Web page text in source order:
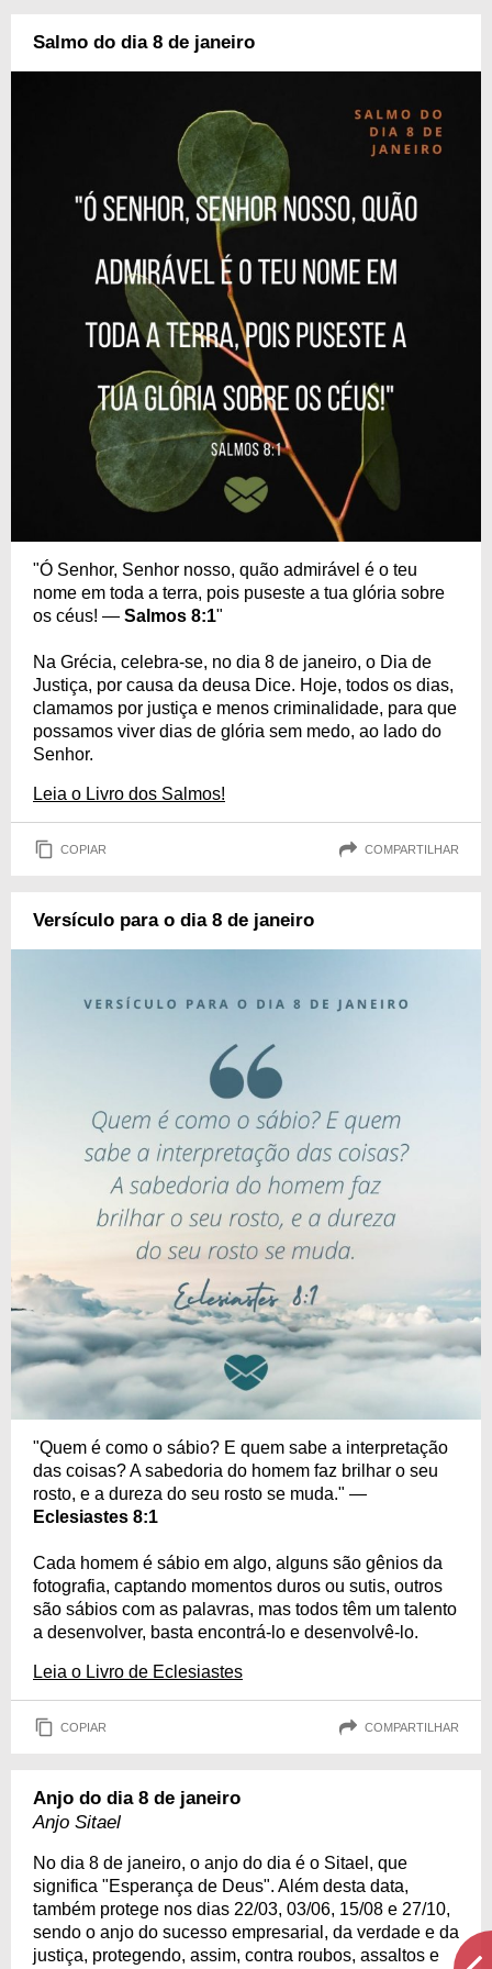
Salmo do dia 8 de janeiro
"Ó Senhor, Senhor nosso, quão admirável é o teu
nome em toda a terra, pois puseste a tua glória sobre
os céus! — Salmos 8:1"
Na Grécia, celebra-se, no dia 8 de janeiro, o Dia de
Justiça, por causa da deusa Dice. Hoje, todos os dias,
clamamos por justiça e menos criminalidade, para que
possamos viver dias de glória sem medo, ao lado do
Senhor.
Leia o Livro dos Salmos!
COPIAR COMPARTILHAR
Versículo para o dia 8 de janeiro
"Quem é como o sábio? E quem sabe a interpretação
das coisas? A sabedoria do homem faz brilhar o seu
rosto, e a dureza do seu rosto se muda." —
Eclesiastes 8:1
Cada homem é sábio em algo, alguns são gênios da
fotografia, captando momentos duros ou sutis, outros
são sábios com as palavras, mas todos têm um talento
a desenvolver, basta encontrá-lo e desenvolvê-lo.
Leia o Livro de Eclesiastes
COPIAR COMPARTILHAR
Anjo do dia 8 de janeiro
Anjo Sitael
No dia 8 de janeiro, o anjo do dia é o Sitael, que
significa "Esperança de Deus". Além desta data,
também protege nos dias 22/03, 03/06, 15/08 e 27/10,
sendo o anjo do sucesso empresarial, da verdade e da
justiça, protegendo, assim, contra roubos, assaltos e